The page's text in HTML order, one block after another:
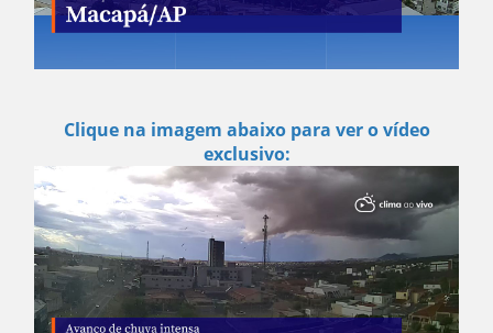
Clique na imagem abaixo para ver o vídeo
exclusivo: